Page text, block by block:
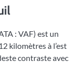
: VAF) est un
kilomètres à l’est
contraste avec